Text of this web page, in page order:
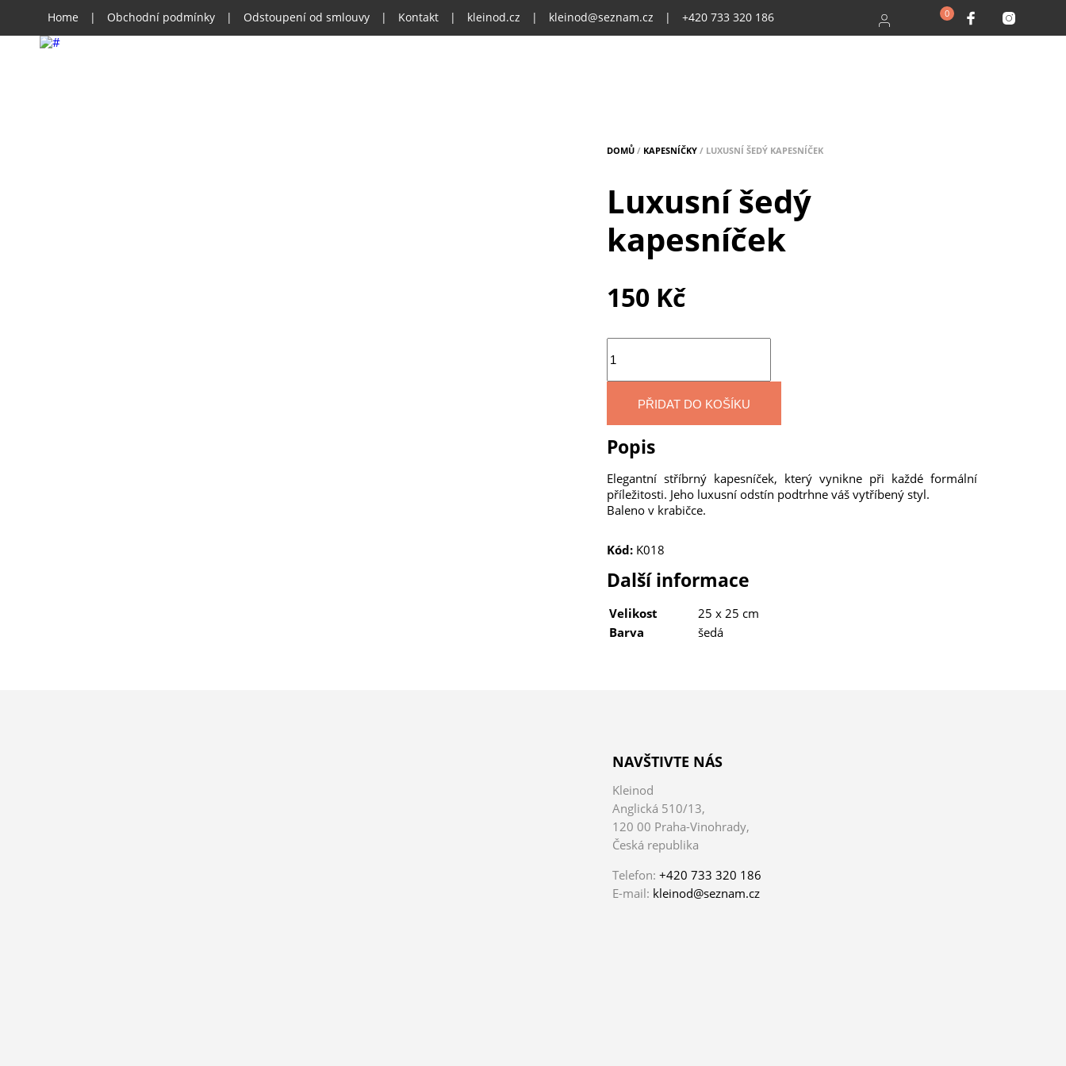
Home | Obchodní podmínky | Odstoupení od smlouvy | Kontakt | kleinod.cz | kleinod@seznam.cz | +420 733 320 186 0
DOMŮ / KAPESNÍČKY / LUXUSNÍ ŠEDÝ KAPESNÍČEK
Luxusní šedý
kapesníček
150 Kč
PŘIDAT DO KOŠÍKU
Popis
Elegantní stříbrný kapesníček, který vynikne při každé formální
příležitosti. Jeho luxusní odstín podtrhne váš vytříbený styl.
Baleno v krabičce.
Kód: K018
Další informace
Velikost
25 x 25 cm
Barva
šedá
NAVŠTIVTE NÁS
Kleinod
Anglická 510/13,
120 00 Praha-Vinohrady,
Česká republika
Telefon: +420 733 320 186
E-mail: kleinod@seznam.cz